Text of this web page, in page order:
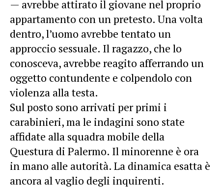
— avrebbe attirato il giovane nel proprio
appartamento con un pretesto. Una volta
dentro, l’uomo avrebbe tentato un
approccio sessuale. Il ragazzo, che lo
conosceva, avrebbe reagito afferrando un
oggetto contundente e colpendolo con
violenza alla testa.
Sul posto sono arrivati per primi i
carabinieri, ma le indagini sono state
affidate alla squadra mobile della
Questura di Palermo. Il minorenne è ora
in mano alle autorità. La dinamica esatta è
ancora al vaglio degli inquirenti.